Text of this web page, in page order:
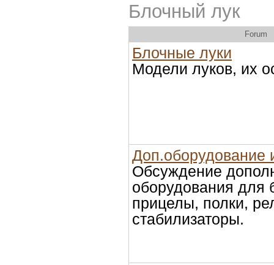
Блочный лук
Forum
Блочные луки
Модели луков, их
Доп.оборудование
Обсуждение
оборудования для
прицелы, полки,
стабилизаторы.